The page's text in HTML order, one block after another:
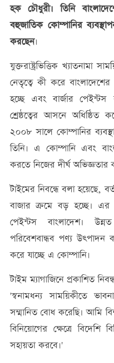
হক চৌধুরী। তিনি
বহুজাতিক কোম্পানির
করছেন।
যুক্তরাষ্ট্রভিত্তিক খ্যাতনামা
নেতৃত্বে কী করে বাংলাদেশের
হচ্ছে এবং বার্জার
শ্রেষ্ঠত্বের আসনে অধিষ্ঠিত
২০০৮ সালে কোম্পানির
তিনি। এ কোম্পানি এবং
করতে নিজের দীর্ঘ অভিজ্ঞতার
টাইমের নিবন্ধে বলা হয়েছে,
বাজার ক্রমে বড় হচ্ছে। এর
পেইন্টস বাংলাদেশ।
পরিবেশবান্ধব পণ্য উৎপাদন
করে যাচ্ছে এ কোম্পানি।
টাইম ম্যাগাজিনে প্রকাশিত
'স্বনামধন্য সাময়িকীতে
সম্মানিত বোধ করেছি। আমি
বিনিয়োগের ক্ষেত্রে বিদেশি
সহায়তা করবে।'